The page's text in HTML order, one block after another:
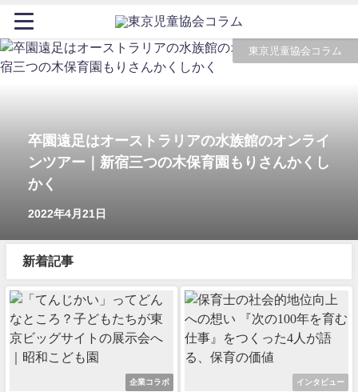
東京児童協会コラム
卒園遠足はオーストラリアの水族館のオンライ
ンツアー｜新宿三つの木保育園もりさんかくし
かく
2022年4月21日
新着記事
企業コラボ インタビュー